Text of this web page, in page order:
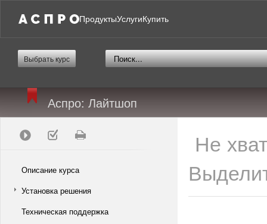
ПродуктыУслугиКупить
Выбрать курс
Аспро: Лайтшоп
Описание курса
Установка решения
Техническая поддержка
Не